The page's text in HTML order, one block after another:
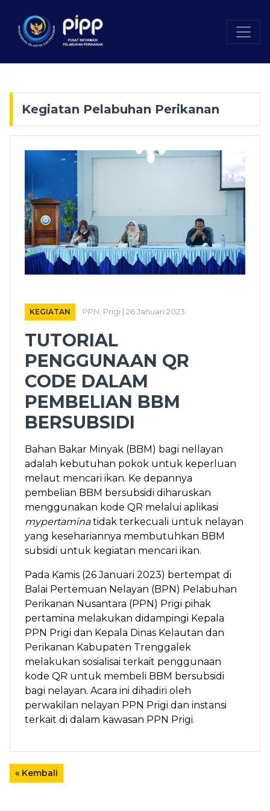
Kegiatan Pelabuhan Perikanan
KEGIATAN PPN. Prigi | 26 Januari 2023
TUTORIAL
PENGGUNAAN QR
CODE DALAM
PEMBELIAN BBM
BERSUBSIDI
Bahan Bakar Minyak (BBM) bagi nellayan
adalah kebutuhan pokok untuk keperluan
melaut mencari ikan. Ke depannya
pembelian BBM bersubsidi diharuskan
menggunakan kode QR melalui aplikasi
mypertaminatidak terkecuali untuk nelayan
yang kesehariannya membutuhkan BBM
subsidi untuk kegiatan mencari ikan.
Pada Kamis (26 Januari 2023) bertempat di
Balai Pertemuan Nelayan (BPN) Pelabuhan
Perikanan Nusantara (PPN) Prigi pihak
pertamina melakukan didampingi Kepala
PPN Prigi dan Kepala Dinas Kelautan dan
Perikanan Kabupaten Trenggalek
melakukan sosialisai terkait penggunaan
kode QR untuk membeli BBM bersubsidi
bagi nelayan. Acara ini dihadiri oleh
perwakilan nelayan PPN Prigi dan instansi
terkait di dalam kawasan PPN Prigi.
« Kembali